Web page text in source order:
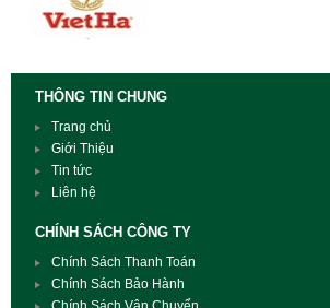
THÔNG TIN CHUNG
Trang chủ
Giới Thiệu
Tin tức
Liên hệ
CHÍNH SÁCH CÔNG TY
Chính Sách Thanh Toán
Chính Sách Bảo Hành